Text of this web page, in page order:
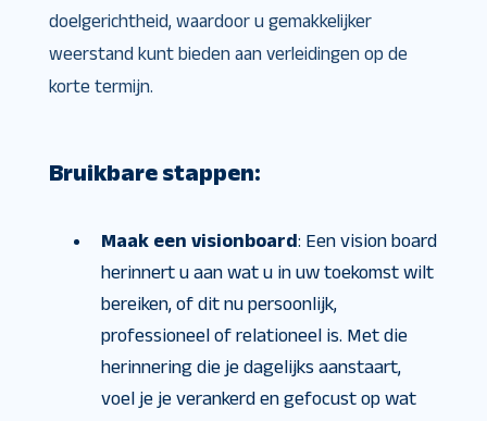
doelgerichtheid, waardoor u gemakkelijker
weerstand kunt bieden aan verleidingen op de
korte termijn.
Bruikbare stappen:
Maak een visionboard: Een vision board
herinnert u aan wat u in uw toekomst wilt
bereiken, of dit nu persoonlijk,
professioneel of relationeel is. Met die
herinnering die je dagelijks aanstaart,
voel je je verankerd en gefocust op wat